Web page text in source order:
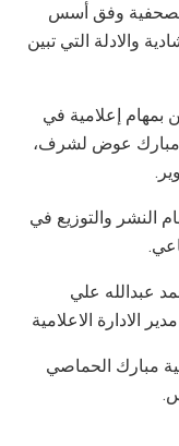
الصحفية وفق أسس
والادلة التي تبين
بمهام إعلامية في
مبارك عوض لشرف،
النشر والتوزيع في
عبدالله علي
الادارة الاعلامية
مبارك الحماصي